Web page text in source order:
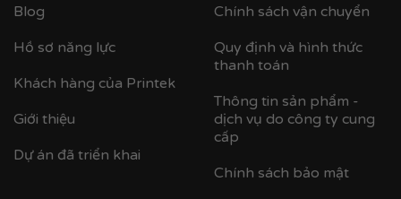
Blog
Hồ sơ năng lực
Khách hàng của Printek
Giới thiệu
Dự án đã triển khai
Chính sách vận chuyển
Quy định và hình thức
thanh toán
Thông tin sản phẩm -
dịch vụ do công ty cung
cấp
Chính sách bảo mật